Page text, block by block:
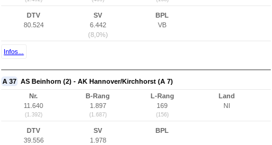
DTV
80.524
SV
6.442
(8,0%)
BPL
VB
Infos...
A 37 AS Beinhorn (2) - AK Hannover/Kirchhorst (A 7)
Nr.
11.640
(1.392)
B-Rang
1.897
(1.687)
L-Rang
169
(156)
Land
NI
DTV
39.556
SV
1.978
BPL